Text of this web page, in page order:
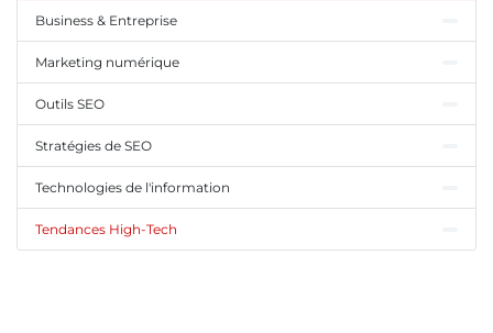
Business & Entreprise
Marketing numérique
Outils SEO
Stratégies de SEO
Technologies de l'information
Tendances High-Tech